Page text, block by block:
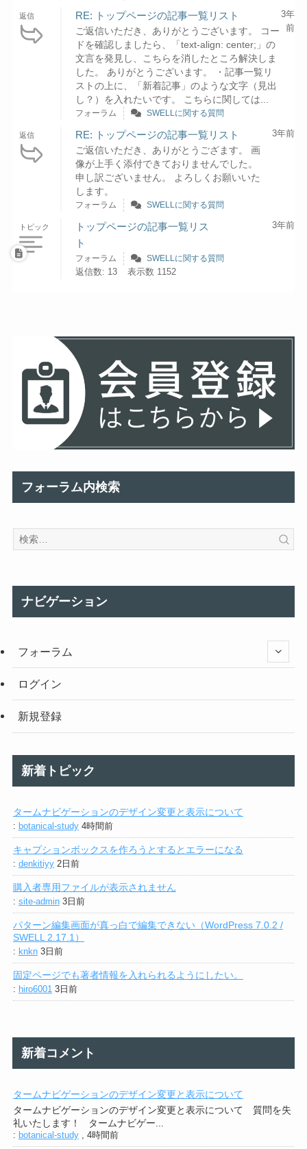
返信 RE: トップページの記事一覧リスト
ご返信いただき、ありがとうございます。 コー
ドを確認しましたら、「text-align: center;」の
文言を発見し、こちらを消したところ解決しま
した。 ありがとうございます。 ・記事一覧リ
ストの上に、「新着記事」のような文字（見出
し？）を入れたいです。 こちらに関しては...
3年
前
フォーラム SWELLに関する質問
返信 RE: トップページの記事一覧リスト
ご返信いただき、ありがとうござます。 画
像が上手く添付できておりませんでした。
申し訳ございません。 よろしくお願いいた
します。
3年前
フォーラム SWELLに関する質問
トピック
トップページの記事一覧リス
ト
3年前
フォーラム SWELLに関する質問
返信数: 13 表示数 1152
フォーラム内検索
ナビゲーション
フォーラム
ログイン
新規登録
新着トピック
タームナビゲーションのデザイン変更と表示について
: botanical-study 4時間前
キャプションボックスを作ろうとするとエラーになる
: denkitiyy 2日前
購入者専用ファイルが表示されません
: site-admin 3日前
パターン編集画面が真っ白で編集できない（WordPress 7.0.2 /
SWELL 2.17.1）
: knkn 3日前
固定ページでも著者情報を入れられるようにしたい。
: hiro6001 3日前
新着コメント
タームナビゲーションのデザイン変更と表示について
タームナビゲーションのデザイン変更と表示について 質問を失
礼いたします！ タームナビゲー...
: botanical-study, 4時間前